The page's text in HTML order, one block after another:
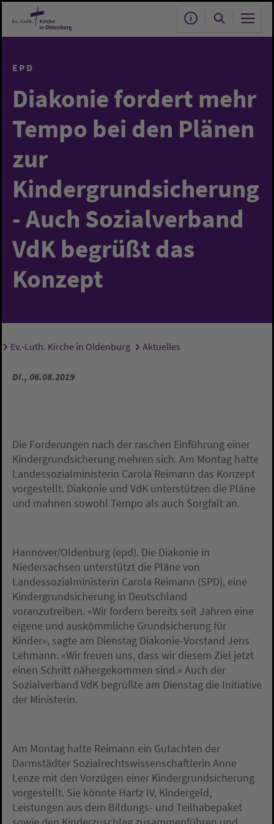
Zum Hauptinhalt springen
EPD
Diakonie fordert mehr
Tempo bei den Plänen
zur
Kindergrundsicherung
- Auch Sozialverband
VdK begrüßt das
Konzept
Sie sind hier:
Ev.-Luth. Kirche in Oldenburg Aktuelles
DI., 06.08.2019
Die Forderungen nach der raschen Einführung einer
Kindergrundsicherung mehren sich. Am Montag hatte
Landessozialministerin Carola Reimann das Konzept
vorgestellt. Diakonie und VdK unterstützen die Pläne
und mahnen sowohl Tempo als auch Sorgfalt an.
Hannover/Oldenburg (epd). Die Diakonie in
Niedersachsen unterstützt die Pläne von
Landessozialministerin Carola Reimann (SPD), eine
Kindergrundsicherung in Deutschland
voranzutreiben. «Wir fordern bereits seit Jahren eine
eigene und auskömmliche Grundsicherung für
Kinder», sagte am Dienstag Diakonie-Vorstand Jens
Lehmann. «Wir freuen uns, dass wir diesem Ziel jetzt
einen Schritt nähergekommen sind.» Auch der
Sozialverband VdK begrüßte am Dienstag die Initiative
der Ministerin.
Am Montag hatte Reimann ein Gutachten der
Darmstädter Sozialrechtswissenschaftlerin Anne
Lenze mit den Vorzügen einer Kindergrundsicherung
vorgestellt. Sie könnte Hartz IV, Kindergeld,
Leistungen aus dem Bildungs- und Teilhabepaket